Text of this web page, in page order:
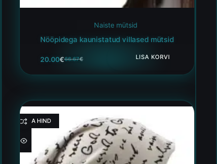
Naiste mütsid
Nööpidega kaunistatud villased mütsid
66.67€
20.00€ LISA KORVI
HEA HIND